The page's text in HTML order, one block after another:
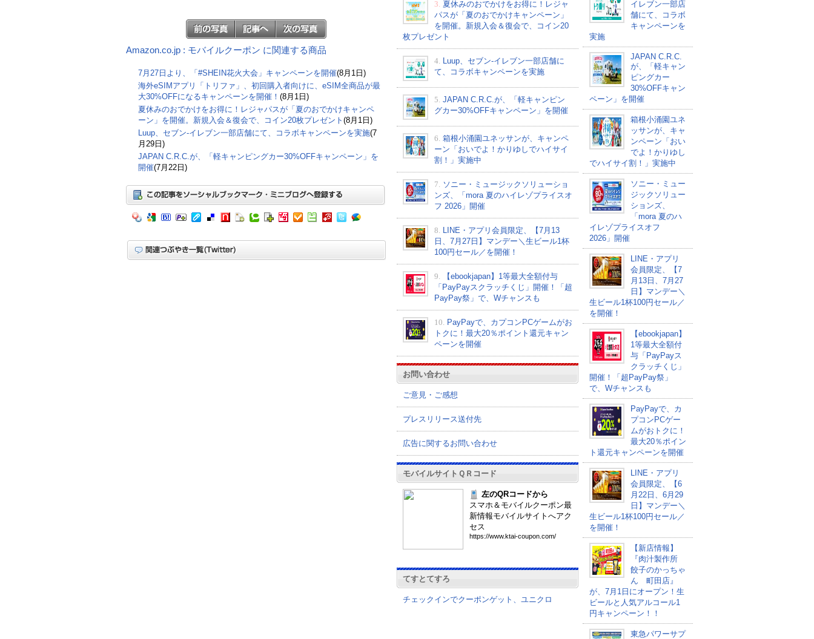
Amazon.co.jp : モバイルクーポン に関連する商品
7月27日より、「#SHEIN花火大会」キャンペーンを開催(8月1日)
海外eSIMアプリ「トリファ」、初回購入者向けに、eSIM全商品が最
大30%OFFになるキャンペーンを開催！ (8月1日)
夏休みのおでかけをお得に！レジャパスが「夏のおでかけキャンペ
ーン」を開催。新規入会＆復会で、コイン20枚プレゼント (8月1日)
Luup、セブン‐イレブン一部店舗にて、コラボキャンペーンを実施(7
月29日)
JAPAN C.R.C.が、「軽キャンピングカー30%OFFキャンペーン」を
開催(7月22日)
3. 夏休みのおでかけをお得に！レジャ
パスが「夏のおでかけキャンペーン」
を開催。新規入会＆復会で、コイン20
枚プレゼント
4. Luup、セブン‐イレブン一部店舗に
て、コラボキャンペーンを実施
5. JAPAN C.R.C.が、「軽キャンピン
グカー30%OFFキャンペーン」を開催
6. 箱根小涌園ユネッサンが、キャンペ
ーン「おいでよ！かりゆしでハイサイ
割！」実施中
7.
ソニー・ミュージックソリューショ
ンズ、「mora 夏のハイレゾプライスオ
フ 2026」開催
8. LINE・アプリ会員限定、【7月13
日、7月27日】マンデー＼生ビール1杯
100円セール／を開催！
9.
【ebookjapan】1等最大全額付与
「PayPayスクラッチくじ」開催！「超
PayPay祭」で、Wチャンスも
10. PayPayで、カプコンPCゲームがお
トクに！最大20％ポイント還元キャン
ペーンを開催
お問い合わせ
ご意見・ご感想
プレスリリース送付先
広告に関するお問い合わせ
モバイルサイトＱＲコード
左のQRコードから
スマホ＆モバイルクーポン最
新情報モバイルサイトへアク
セス
https://www.ktai-coupon. com/
てすとてすろ
チェックインでクーポンゲット、ユニクロ
イレブン一部店
舗にて、コラボ
キャンペーンを
実施
JAPAN C.R.C.
が、「軽キャン
ピングカー
30%OFFキャン
ペーン」を開催
箱根小涌園ユネ
ッサンが、キャ
ンペーン「おい
でよ！かりゆし
でハイサイ割！」実施中
ソニー・ミュー
ジックソリュー
ションズ、
「mora 夏のハ
イレゾプライスオフ
2026」開催
LINE・アプリ
会員限定、【7
月13日、7月27
日】マンデー＼
生ビール1杯100円セール／
を開催！
【ebookjapan】
1等最大全額付
与「PayPayス
クラッチくじ」
開催！「超PayPay祭」
で、Wチャンスも
PayPayで、カ
プコンPCゲー
ムがおトクに！
最大20％ポイン
ト還元キャンペーンを開催
LINE・アプリ
会員限定、【6
月22日、6月29
日】マンデー＼
生ビール1杯100円セール／
を開催！
【新店情報】
『肉汁製作所
餃子のかっちゃ
ん 町田店』
が、7月1日にオープン！生
ビールと人気アルコール1
円キャンペーン！！
東急パワーサプ